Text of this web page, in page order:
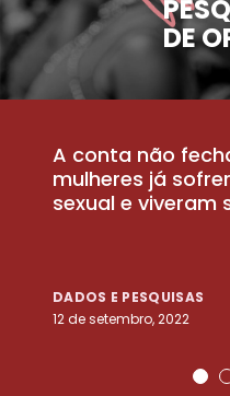
DE
A conta não
mulheres já
sexual e viveram
DADOS E PESQUISAS
12 de setembro, 2022